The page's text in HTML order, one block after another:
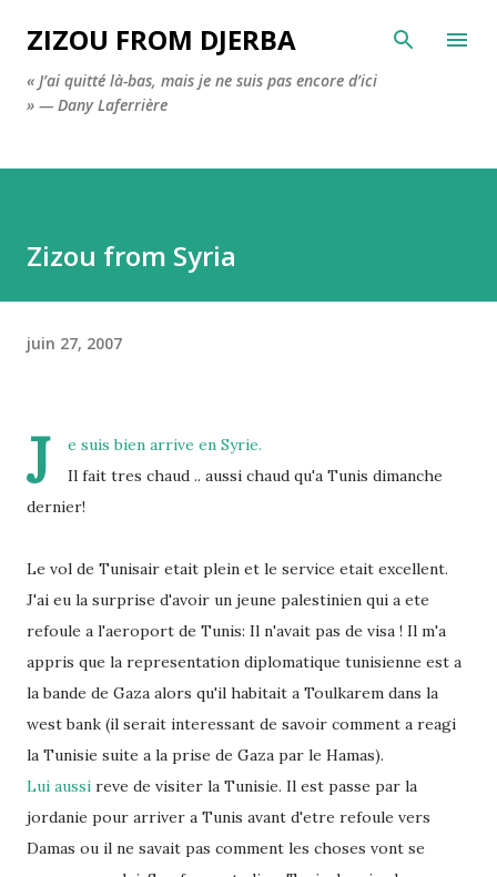
Accéder au contenu principal
ZIZOU FROM DJERBA
« J’ai quitté là-bas, mais je ne suis pas encore d’ici
» — Dany Laferrière
Zizou from Syria
juin 27, 2007
J e suis bien arrive en Syrie.
Il fait tres chaud .. aussi chaud qu'a Tunis dimanche
dernier!
Le vol de Tunisair etait plein et le service etait excellent.
J'ai eu la surprise d'avoir un jeune palestinien qui a ete
refoule a l'aeroport de Tunis: Il n'avait pas de visa ! Il m'a
appris que la representation diplomatique tunisienne est a
la bande de Gaza alors qu'il habitait a Toulkarem dans la
west bank (il serait interessant de savoir comment a reagi
la Tunisie suite a la prise de Gaza par le Hamas).
Lui aussi reve de visiter la Tunisie. Il est passe par la
jordanie pour arriver a Tunis avant d'etre refoule vers
Damas ou il ne savait pas comment les choses vont se